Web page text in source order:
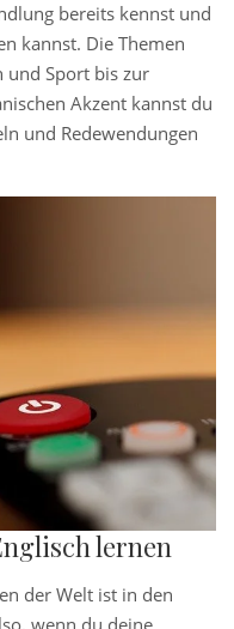
bereits kennst und
kannst. Die Themen
und Sport bis zur
Akzent kannst du
und Redewendungen
lernen
der Welt ist in den
wenn du deine